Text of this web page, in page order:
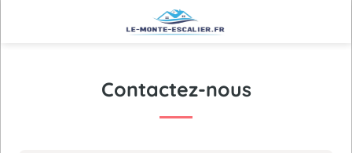
Contactez-nous